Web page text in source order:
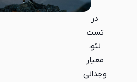
در
تست
نئو،
معیار
وجدانی